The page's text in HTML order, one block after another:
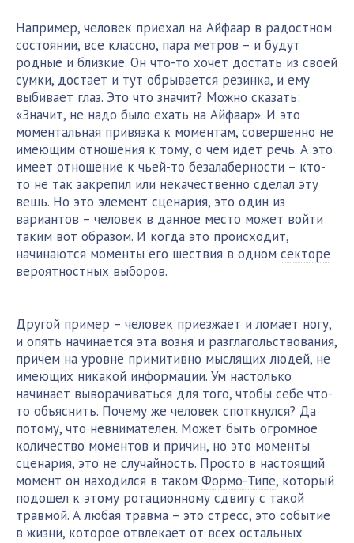
Например, человек приехал на Айфаар в радостном
состоянии, все классно, пара метров – и будут
родные и близкие. Он что-то хочет достать из своей
сумки, достает и тут обрывается резинка, и ему
выбивает глаз. Это что значит? Можно сказать:
«Значит, не надо было ехать на Айфаар». И это
моментальная привязка к моментам, совершенно не
имеющим отношения к тому, о чем идет речь. А это
имеет отношение к чьей-то безалаберности – кто-
то не так закрепил или некачественно сделал эту
вещь. Но это элемент сценария, это один из
вариантов – человек в данное место может войти
таким вот образом. И когда это происходит,
начинаются моменты его шествия в одном секторе
вероятностных выборов.
Другой пример – человек приезжает и ломает ногу,
и опять начинается эта возня и разглагольствования,
причем на уровне примитивно мыслящих людей, не
имеющих никакой информации. Ум настолько
начинает выворачиваться для того, чтобы себе что-
то объяснить. Почему же человек споткнулся? Да
потому, что невнимателен. Может быть огромное
количество моментов и причин, но это моменты
сценария, это не случайность. Просто в настоящий
момент он находился в таком Формо-Типе, который
подошел к этому ротационному сдвигу с такой
травмой. А любая травма – это стресс, это событие
в жизни, которое отвлекает от всех остальных